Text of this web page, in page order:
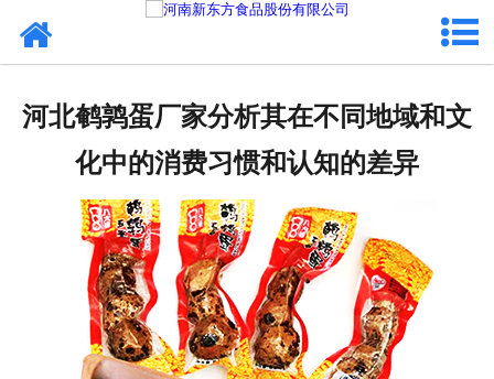
关于新东方
加入新东方
联系我们
河北鹌鹑蛋厂家分析其在不同地域和文
化中的消费习惯和认知的差异